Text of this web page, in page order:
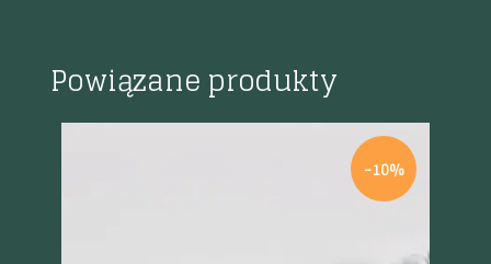
Powiązane produkty
-10%